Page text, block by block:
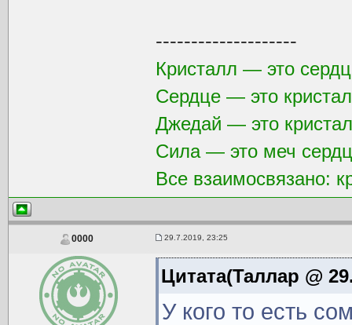
--------------------
Кристалл — это
Сердце — это
Джедай — это
Сила — это меч
Все взаимосвязано:
0000 29.7.2019, 23:25
Цитата(Таллар @
У кого то есть